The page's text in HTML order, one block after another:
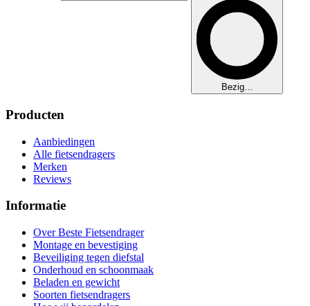
Bezig…
Producten
Aanbiedingen
Alle fietsendragers
Merken
Reviews
Informatie
Over Beste Fietsendrager
Montage en bevestiging
Beveiliging tegen diefstal
Onderhoud en schoonmaak
Beladen en gewicht
Soorten fietsendragers